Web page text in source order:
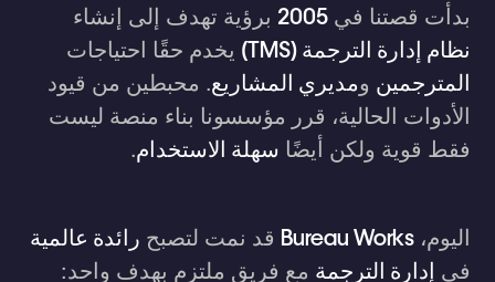
بدأت قصتنا في2005 برؤية تهدف إلى إنشاء
نظام إدارة الترجمة (TMS)
يخدم حقًا احتياجات
المترجمين ومديري المشاريع. محبطين من قيود
الأدوات الحالية، قرر مؤسسونا بناء منصة ليست
فقط قوية ولكن أيضًا سهلة الاستخدام.
اليوم،Bureau Works قد نمت لتصبح رائدة عالمية
في إدارة الترجمة مع فريق ملتزم بهدف واحد: